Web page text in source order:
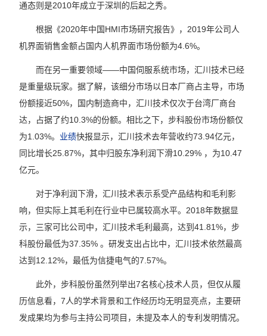
通态则是2010年成立于深圳的后起之秀。
根据《2020年中国HMI市场研究报告》，2019年公司人
机界面销售金额占国内人机界面市场份额为4.6%。
而在另一重要领域——中国伺服系统市场，汇川技术已经
是重量级玩家。据了解，该细分市场以日本厂商占主导，市场
份额接近50%，国内制造商中，汇川技术仅次于台湾厂商台
达，占据了约10.3%的份额。相比之下，步科股份市场份额仅
为1.03%。 业绩快报显示，汇川技术去年营收约73.94亿元，
同比增长25.87%，其中归股东净利润下滑10.29% ，为10.47
亿元。
对于净利润下滑，汇川技术表示系受产品结构和毛利影
响，但实际上其毛利在行业中已属较高水平。2018年数据显
示，三家可比公司中，汇川技术毛利最高，达到41.81%，步
科股份最低为37.35% 。研发支出占比中，汇川技术依然最高
达到12.12%，最低为信捷电气的7.57%。
此外，步科股份虽然列举出7名核心技术人员，但仅从履
历信息看，7人的学术背景和工作经历均无明显亮点，主要研
发成果均为参与主持公司项目，未提及本人的专利发明情况。